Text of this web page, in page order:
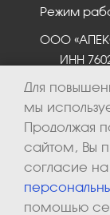
Режим
ООО
ИНН
Для
мы
Продолжая
сайтом, Вы
согласие
помощью